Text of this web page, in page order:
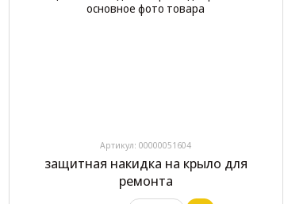
Артикул: 00000051604
защитная накидка на крыло для
ремонта